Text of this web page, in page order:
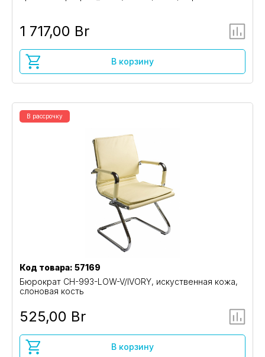
1 717,00 Br
В корзину
В рассрочку
Код товара: 57169
Бюрократ CH-993-LOW-V/IVORY, искуственная кожа,
слоновая кость
525,00 Br
В корзину